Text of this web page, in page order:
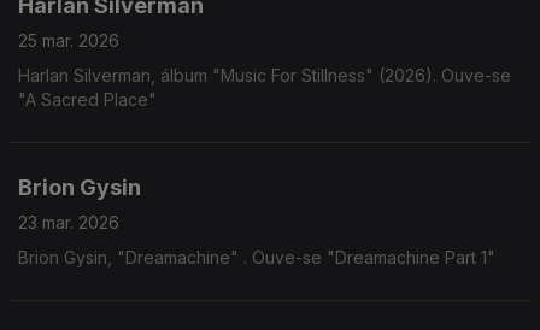
Harlan Silverman
25 mar. 2026
Harlan Silverman, álbum "Music For Stillness" (2026). Ouve-se
"A Sacred Place"
Brion Gysin
23 mar. 2026
Brion Gysin, "Dreamachine" . Ouve-se "Dreamachine Part 1"